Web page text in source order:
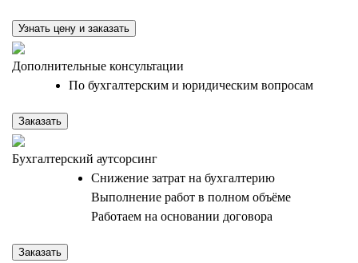
Узнать цену и заказать
Дополнительные консультации
По бухгалтерским и юридическим вопросам
Заказать
Бухгалтерский аутсорсинг
Снижение затрат на бухгалтерию
Выполнение работ в полном объёме
Работаем на основании договора
Заказать